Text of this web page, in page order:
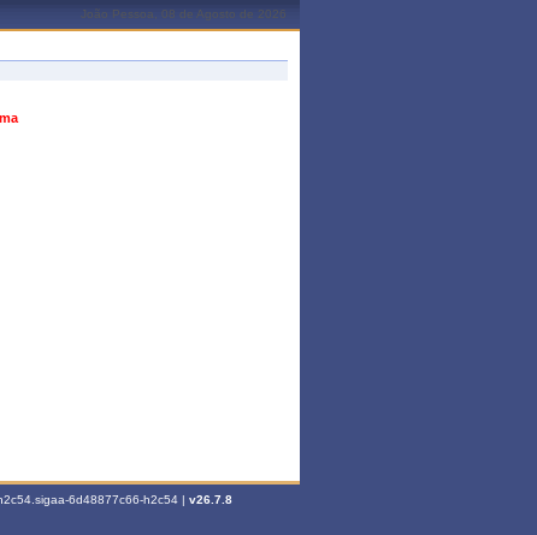
João Pessoa, 08 de Agosto de 2026
6d48877c66-h2c54 | v26.7.8